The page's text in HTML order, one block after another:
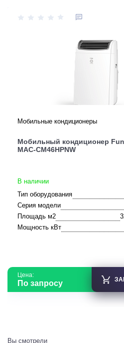
Мобильные кондиционеры
Мобильный кондиционер
MAC-CM46HPNW
В наличии
Тип оборудования
Серия модели
Площадь м2
Мощность кВт
Цена:
По запросу
Вы смотрели